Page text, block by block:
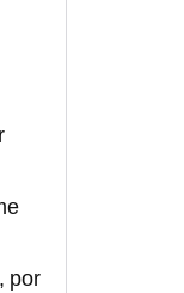
, por